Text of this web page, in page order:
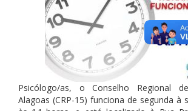
Psicólogo/as, o Conselho Regional
Alagoas (CRP-15) funciona de segunda à